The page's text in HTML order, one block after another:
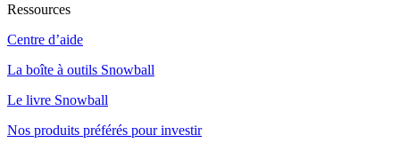
Ressources
Centre d’aide
La boîte à outils Snowball
Le livre Snowball
Nos produits préférés pour investir